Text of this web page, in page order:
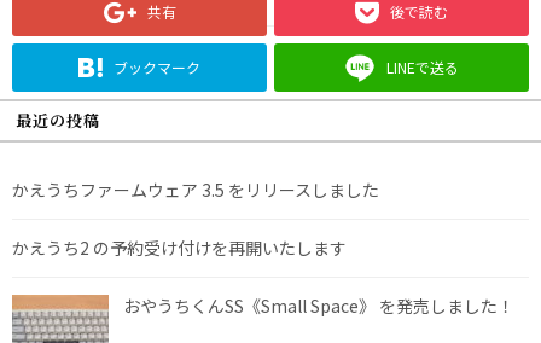
共有 後で読む
ブックマーク LINEで送る
最近の投稿
かえうちファームウェア 3.5 をリリースしました
かえうち2 の予約受け付けを再開いたします
おやうちくんSS《Small Space》 を発売しました！